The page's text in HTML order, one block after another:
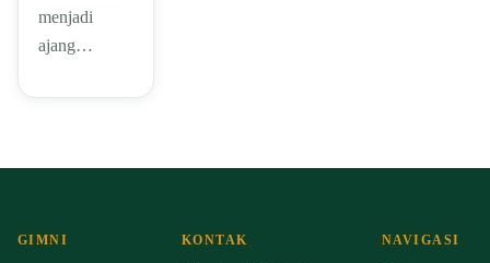
menjadi
ajang…
GIMNI KONTAK NAVIGASI